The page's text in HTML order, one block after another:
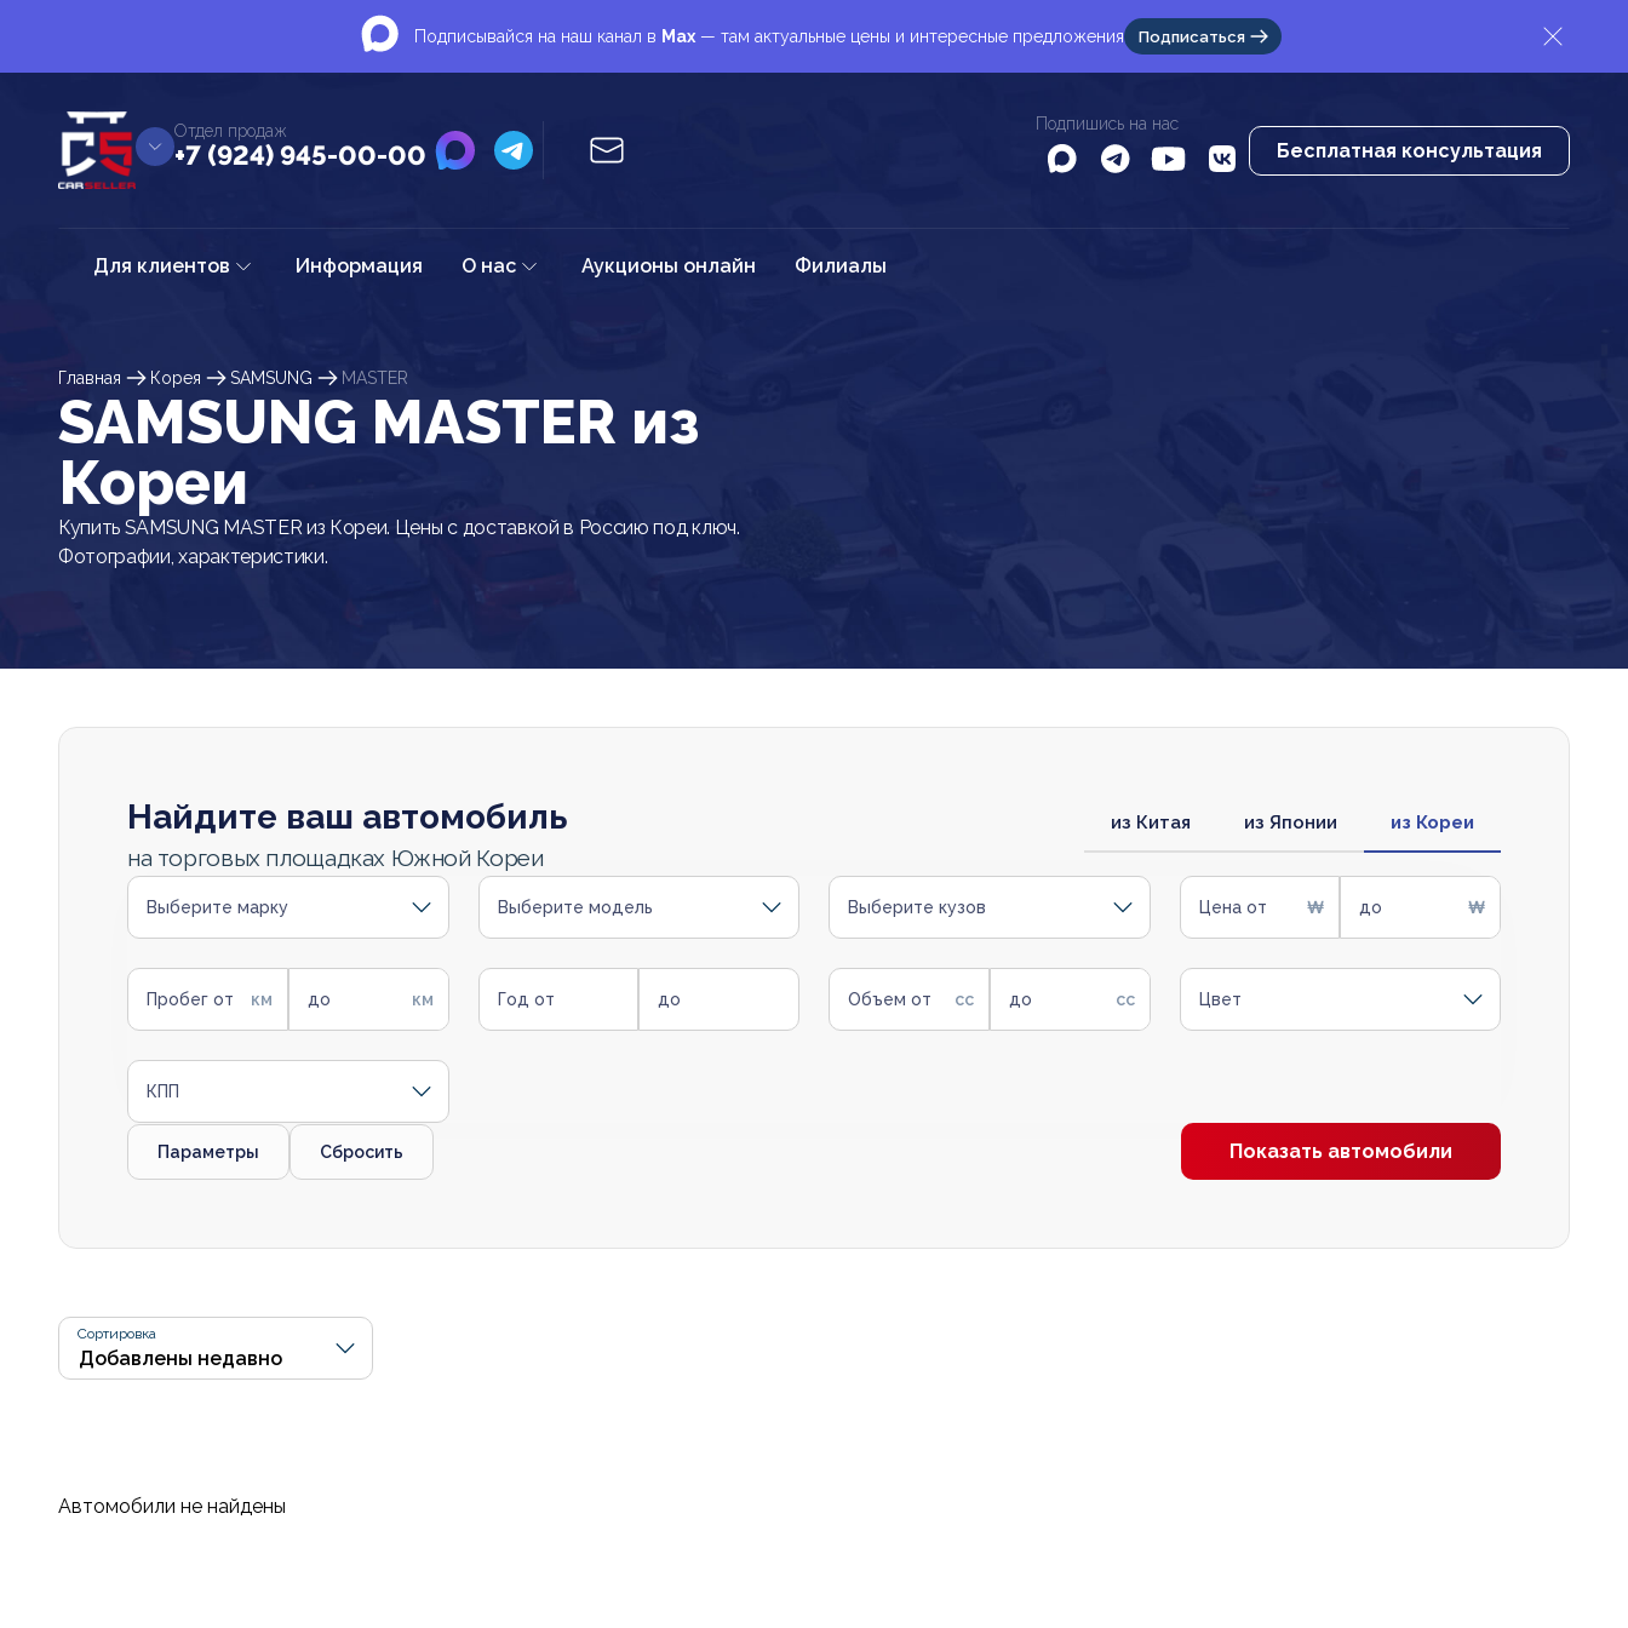
Подписывайся на наш канал в Max — там актуальные цены и интересные предложения Подписаться
Отдел продаж
+7 (924) 945-00-00
Подпишись на нас
Бесплатная консультация
Для клиентов Информация О нас Аукционы онлайн Филиалы
Главная Корея SAMSUNG MASTER
SAMSUNG MASTER из
Кореи
Купить SAMSUNG MASTER из Кореи. Цены с доставкой в Россию под ключ.
Фотографии, характеристики.
Найдите ваш автомобиль
на торговых площадках Южной Кореи
из Китая из Японии из Кореи
Выберите марку Выберите модель Выберите кузов Цена от до
Пробег от до Год от до Объем от до Цвет
КПП
Параметры Сбросить Показать автомобили
Сортировка
Автомобили не найдены